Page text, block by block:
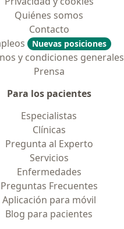
Quiénes somos
Contacto
Nuevas posiciones
y condiciones generales
Prensa
Para los pacientes
Especialistas
Clínicas
Pregunta al Experto
Servicios
Enfermedades
Preguntas Frecuentes
Aplicación para móvil
Blog para pacientes